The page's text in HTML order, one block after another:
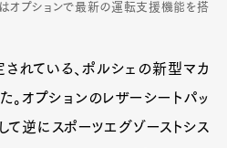
オプションで最新の運転支援機能を搭
れている、ポルシェの新型マカ
。オプションのレザーシートパッ
て逆にスポーツエグゾーストシス